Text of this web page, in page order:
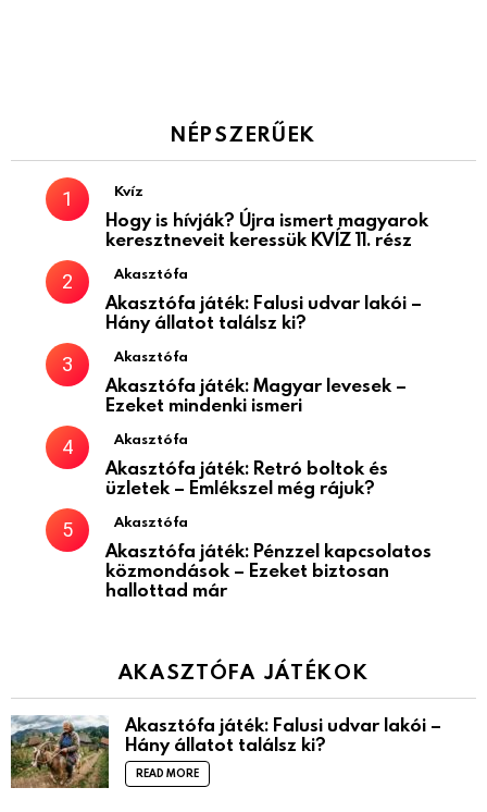
NÉPSZERŰEK
Kvíz
Hogy is hívják? Újra ismert magyarok
keresztneveit keressük KVÍZ 11. rész
Akasztófa
Akasztófa játék: Falusi udvar lakói –
Hány állatot találsz ki?
Akasztófa
Akasztófa játék: Magyar levesek –
Ezeket mindenki ismeri
Akasztófa
Akasztófa játék: Retró boltok és
üzletek – Emlékszel még rájuk?
Akasztófa
Akasztófa játék: Pénzzel kapcsolatos
közmondások – Ezeket biztosan
hallottad már
AKASZTÓFA JÁTÉKOK
Akasztófa játék: Falusi udvar lakói –
Hány állatot találsz ki?
READ MORE